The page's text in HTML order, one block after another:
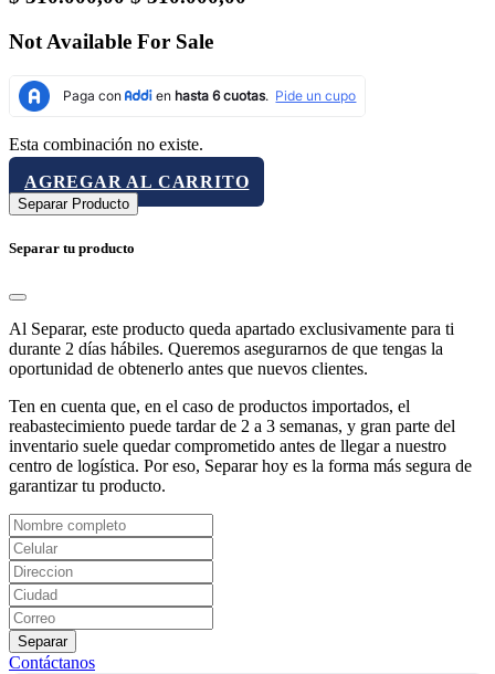
Not Available For Sale
Esta combinación no existe.
AGREGAR AL CARRITO
Separar Producto
Separar tu producto
Al Separar, este producto queda apartado exclusivamente para ti
durante 2 días hábiles. Queremos asegurarnos de que tengas la
oportunidad de obtenerlo antes que nuevos clientes.
Ten en cuenta que, en el caso de productos importados, el
reabastecimiento puede tardar de 2 a 3 semanas, y gran parte del
inventario suele quedar comprometido antes de llegar a nuestro
centro de logística. Por eso, Separar hoy es la forma más segura de
garantizar tu producto.
Separar
Contáctanos